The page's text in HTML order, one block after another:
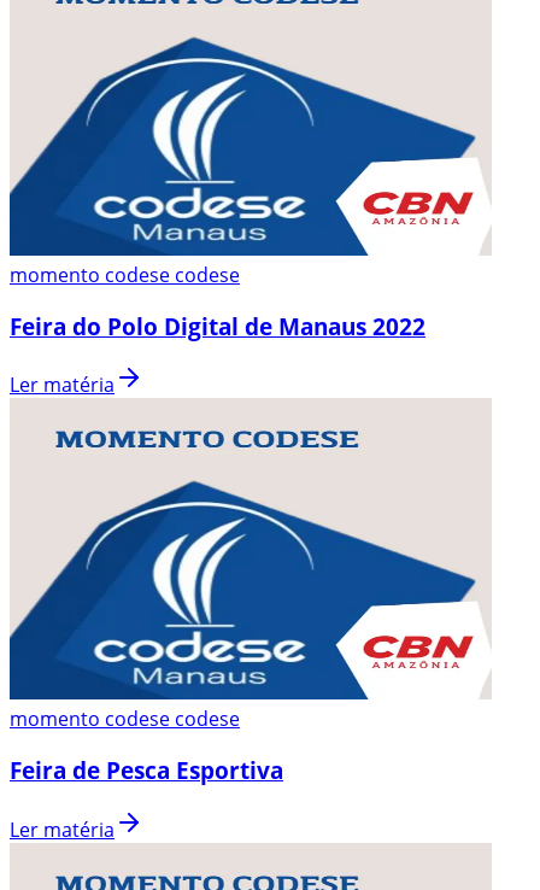
momento codese codese
Feira do Polo Digital de Manaus 2022
Ler matéria
momento codese codese
Feira de Pesca Esportiva
Ler matéria